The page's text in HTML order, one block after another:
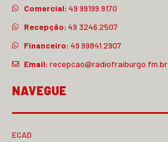
Comercial: 49 99199.9170
Recepção: 49 3246.2507
Financeiro: 49 99841.2907
Email: recepcao@radiofraiburgo.fm.br
NAVEGUE
ECAD